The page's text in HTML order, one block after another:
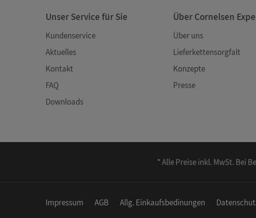
Unser Service für Sie
Kundenservice
Aktuelles
Kontakt
FAQ
Downloads
Über Cornelsen
Über uns
Lieferkettensorgfalt
Konzepte
Presse
* Alle Preise inkl. MwSt. Bei
Impressum AGB Allg. Einkaufsbedinungen